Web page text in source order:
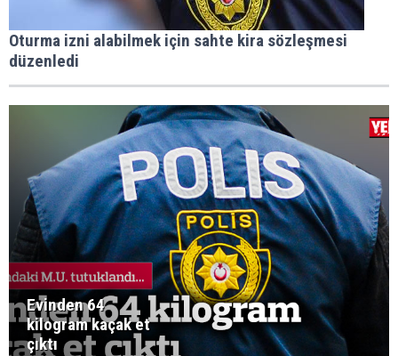
Oturma izni alabilmek için sahte kira sözleşmesi
düzenledi
Evinden 64
kilogram kaçak et
çıktı